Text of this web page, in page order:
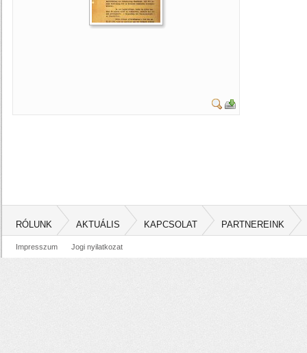
RÓLUNK AKTUÁLIS KAPCSOLAT PARTNEREINK
Impresszum Jogi nyilatkozat